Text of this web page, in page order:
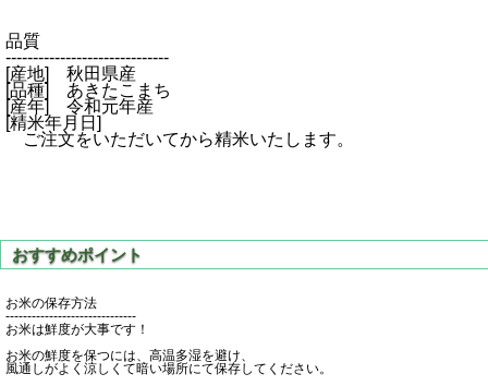
品質
------------------------------
[産地] 秋田県産
[品種] あきたこまち
[産年] 令和元年産
[精米年月日]
ご注文をいただいてから精米いたします。
お米の保存方法
------------------------------
お米は鮮度が大事です！
お米の鮮度を保つには、高温多湿を避け、
風通しがよく涼しくて暗い場所にて保存してください。